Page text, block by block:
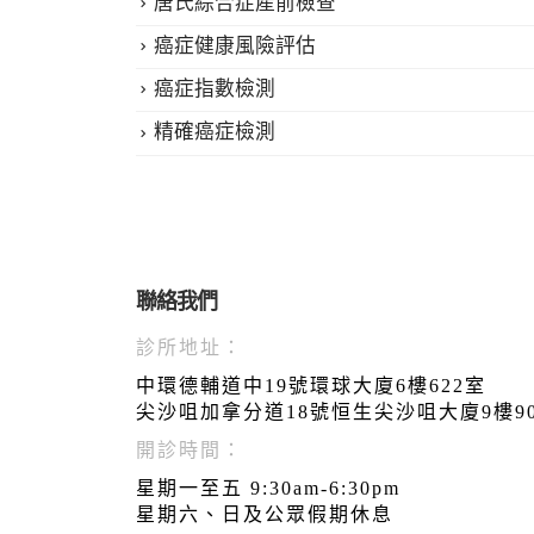
癌症健康風險評估
癌症指數檢測
精確癌症檢測
聯絡我們
診所地址：
中環德輔道中19號環球大廈6樓622室
尖沙咀加拿分道18號恒生尖沙咀大廈9樓
開診時間：
星期一至五 9:30am-6:30pm
星期六、日及公眾假期休息